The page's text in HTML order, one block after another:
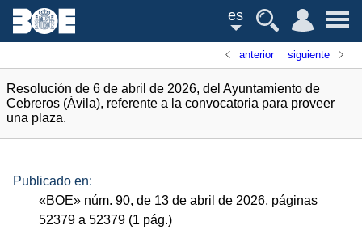
es
anterior siguiente
Resolución de 6 de abril de 2026, del Ayuntamiento de
Cebreros (Ávila), referente a la convocatoria para proveer
una plaza.
Publicado en:
«BOE» núm. 90, de 13 de abril de 2026, páginas
52379 a 52379 (1 pág.)